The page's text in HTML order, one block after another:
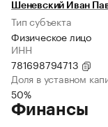
Шеневский Иван
Тип субъекта
Физическое лицо
ИНН
781698794713
Доля в уставном
50%
Финансы